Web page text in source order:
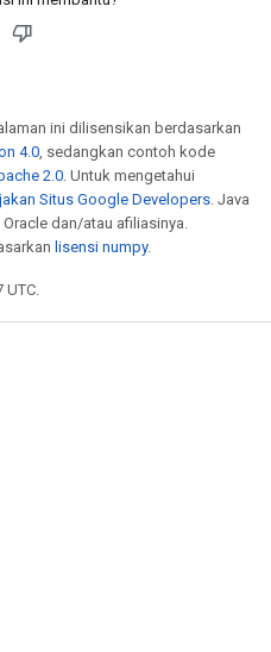
ini dilisensikan berdasarkan
4.0, sedangkan contoh kode
2.0. Untuk mengetahui
Situs Google Developers. Java
dan/atau afiliasinya.
lisensi numpy.
UTC.